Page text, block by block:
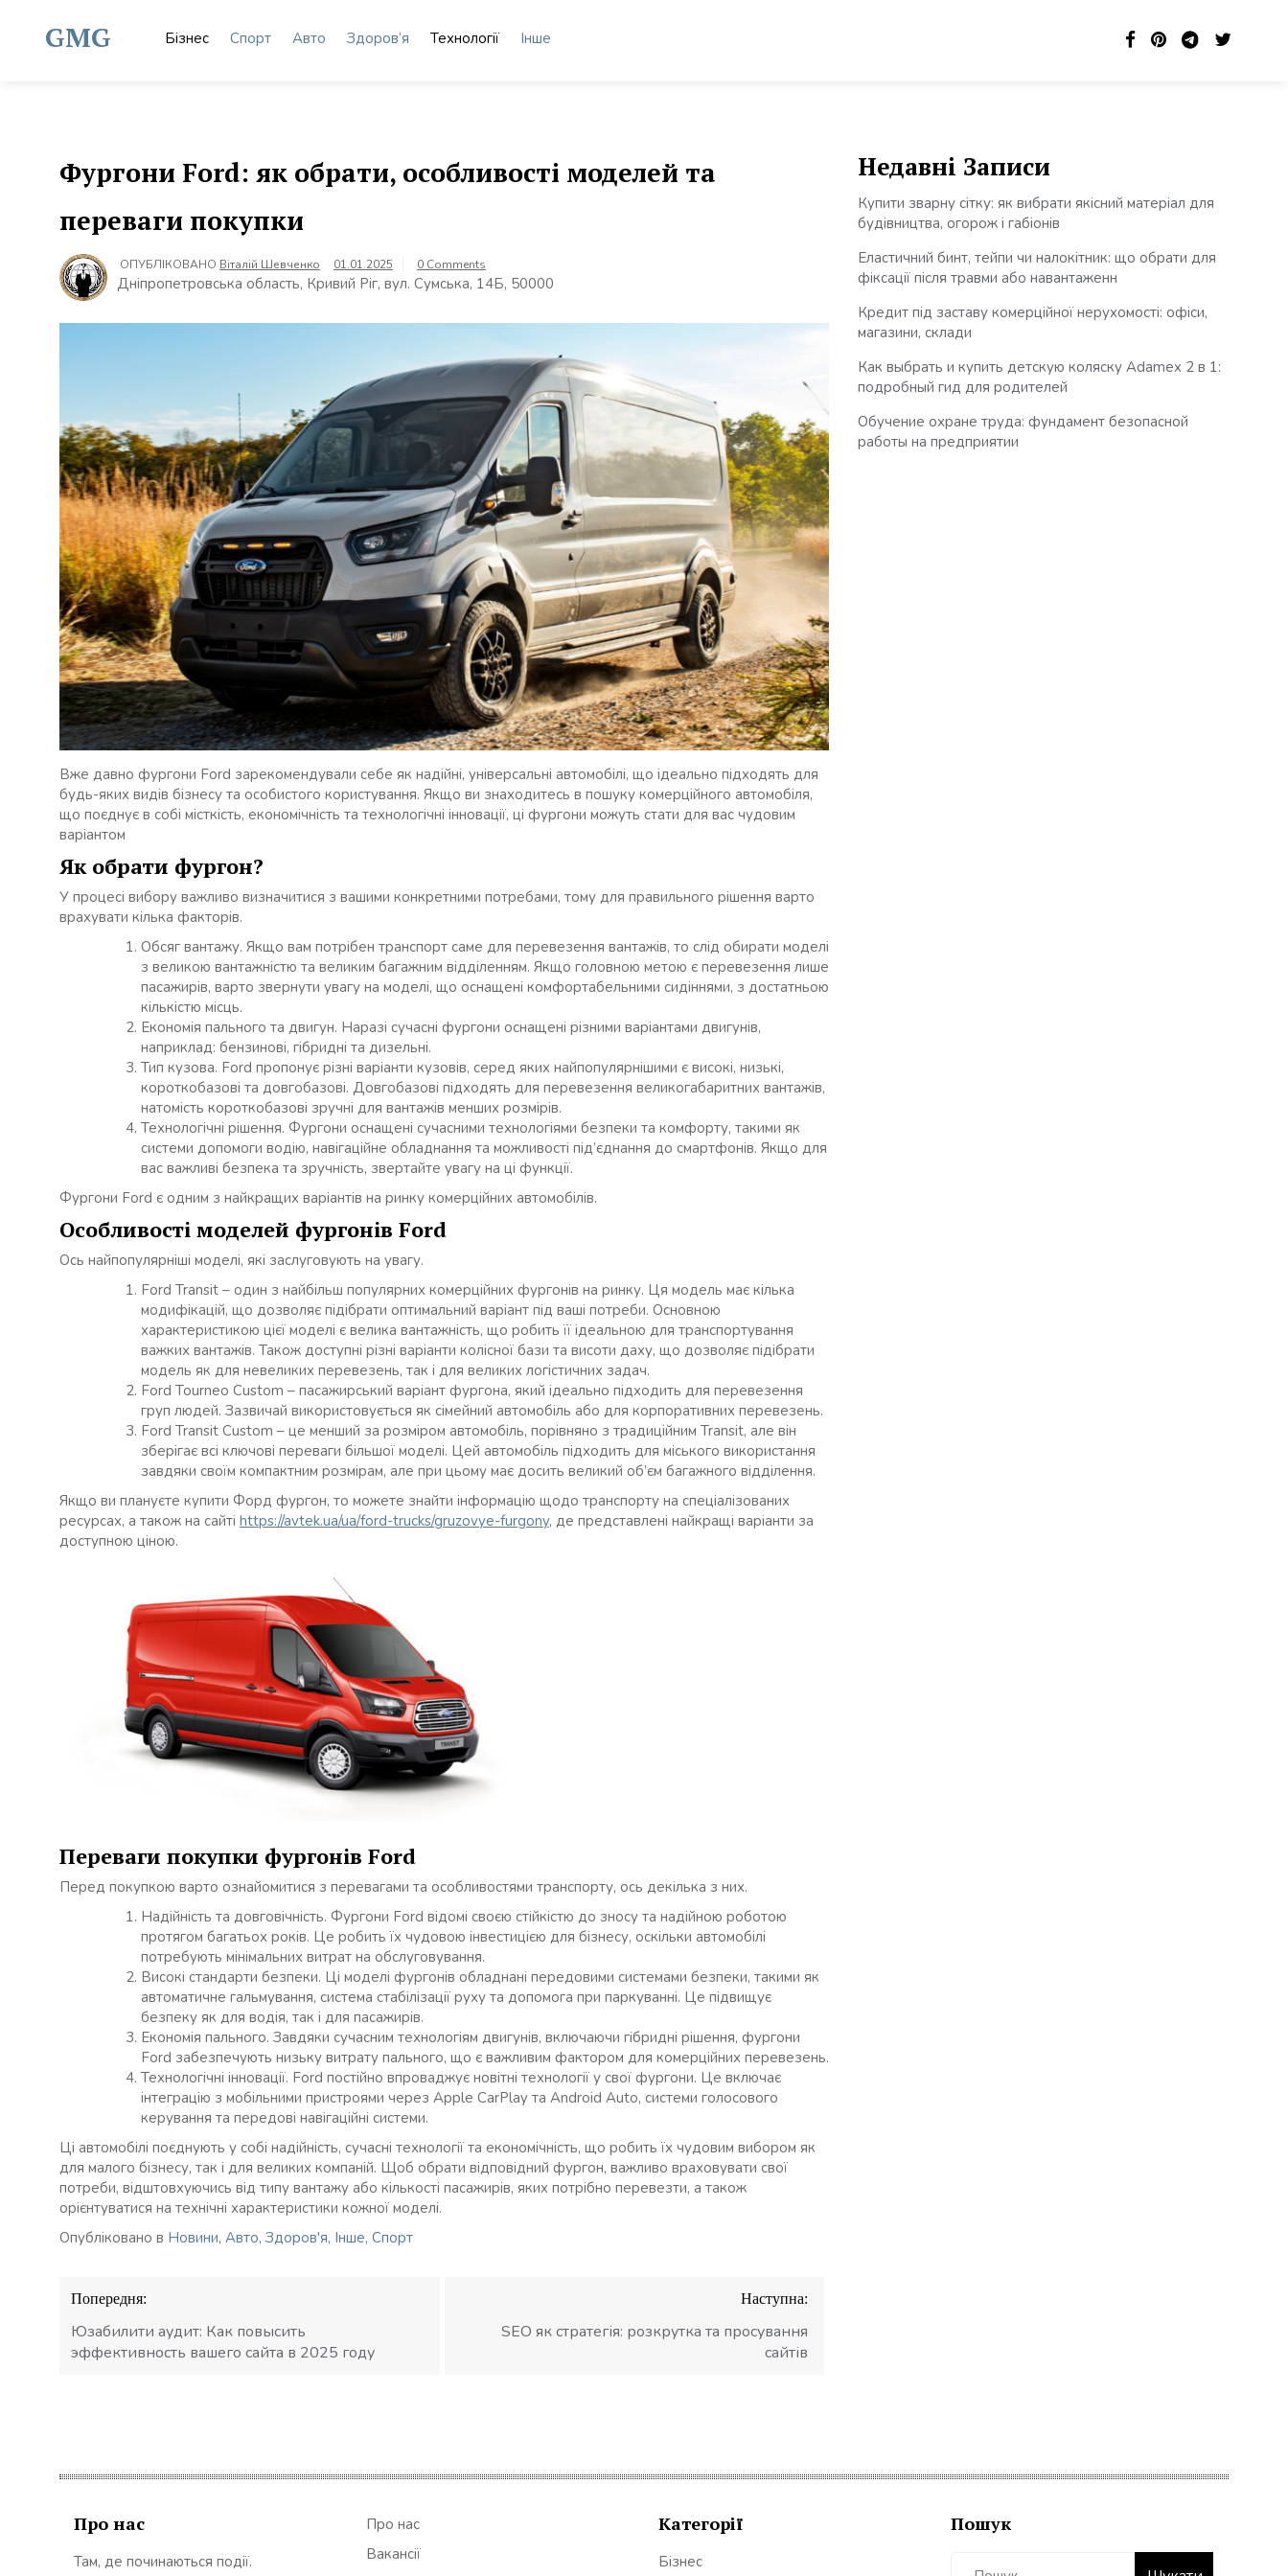
contentGMG Бізнес Спорт Авто Здоров’я Технології Інше
Фургони Ford: як обрати, особливості моделей та
переваги покупки
ОПУБЛІКОВАНО Віталій Шевченко 01.01.2025 0 Comments
Дніпропетровська область, Кривий Ріг, вул. Сумська, 14Б, 50000
Вже давно фургони Ford зарекомендували себе як надійні, універсальні автомобілі, що ідеально підходять для
будь-яких видів бізнесу та особистого користування. Якщо ви знаходитесь в пошуку комерційного автомобіля,
що поєднує в собі місткість, економічність та технологічні інновації, ці фургони можуть стати для вас чудовим
варіантом
Як обрати фургон?
У процесі вибору важливо визначитися з вашими конкретними потребами, тому для правильного рішення варто
врахувати кілька факторів.
Обсяг вантажу. Якщо вам потрібен транспорт саме для перевезення вантажів, то слід обирати моделі
з великою вантажністю та великим багажним відділенням. Якщо головною метою є перевезення лише
пасажирів, варто звернути увагу на моделі, що оснащені комфортабельними сидіннями, з достатньою
кількістю місць.
Економія пального та двигун. Наразі сучасні фургони оснащені різними варіантами двигунів,
наприклад: бензинові, гібридні та дизельні.
Тип кузова. Ford пропонує різні варіанти кузовів, серед яких найпопулярнішими є високі, низькі,
короткобазові та довгобазові. Довгобазові підходять для перевезення великогабаритних вантажів,
натомість короткобазові зручні для вантажів менших розмірів.
Технологічні рішення. Фургони оснащені сучасними технологіями безпеки та комфорту, такими як
системи допомоги водію, навігаційне обладнання та можливості під’єднання до смартфонів. Якщо для
вас важливі безпека та зручність, звертайте увагу на ці функції.
Фургони Ford є одним з найкращих варіантів на ринку комерційних автомобілів.
Особливості моделей фургонів Ford
Ось найпопулярніші моделі, які заслуговують на увагу.
Ford Transit – один з найбільш популярних комерційних фургонів на ринку. Ця модель має кілька
модифікацій, що дозволяє підібрати оптимальний варіант під ваші потреби. Основною
характеристикою цієї моделі є велика вантажність, що робить її ідеальною для транспортування
важких вантажів. Також доступні різні варіанти колісної бази та висоти даху, що дозволяє підібрати
модель як для невеликих перевезень, так і для великих логістичних задач.
Ford Tourneo Custom – пасажирський варіант фургона, який ідеально підходить для перевезення
груп людей. Зазвичай використовується як сімейний автомобіль або для корпоративних перевезень.
Ford Transit Custom – це менший за розміром автомобіль, порівняно з традиційним Transit, але він
зберігає всі ключові переваги більшої моделі. Цей автомобіль підходить для міського використання
завдяки своїм компактним розмірам, але при цьому має досить великий об’єм багажного відділення.
Якщо ви плануєте купити Форд фургон, то можете знайти інформацію щодо транспорту на спеціалізованих
ресурсах, а також на сайті https://avtek.ua/ua/ford-trucks/gruzovye-furgony, де представлені найкращі варіанти за
доступною ціною.
Переваги покупки фургонів Ford
Перед покупкою варто ознайомитися з перевагами та особливостями транспорту, ось декілька з них.
Надійність та довговічність. Фургони Ford відомі своєю стійкістю до зносу та надійною роботою
протягом багатьох років. Це робить їх чудовою інвестицією для бізнесу, оскільки автомобілі
потребують мінімальних витрат на обслуговування.
Високі стандарти безпеки. Ці моделі фургонів обладнані передовими системами безпеки, такими як
автоматичне гальмування, система стабілізації руху та допомога при паркуванні. Це підвищує
безпеку як для водія, так і для пасажирів.
Економія пального. Завдяки сучасним технологіям двигунів, включаючи гібридні рішення, фургони
Ford забезпечують низьку витрату пального, що є важливим фактором для комерційних перевезень.
Технологічні інновації. Ford постійно впроваджує новітні технології у свої фургони. Це включає
інтеграцію з мобільними пристроями через Apple CarPlay та Android Auto, системи голосового
керування та передові навігаційні системи.
Ці автомобілі поєднують у собі надійність, сучасні технології та економічність, що робить їх чудовим вибором як
для малого бізнесу, так і для великих компаній. Щоб обрати відповідний фургон, важливо враховувати свої
потреби, відштовхуючись від типу вантажу або кількості пасажирів, яких потрібно перевезти, а також
орієнтуватися на технічні характеристики кожної моделі.
Опубліковано в Новини, Авто, Здоров'я, Інше, Спорт
Навігація
записів
Попередня:
Юзабилити аудит: Как повысить
эффективность вашего сайта в 2025 году
Наступна:
SEO як стратегія: розкрутка та просування
сайтів
Недавні Записи
Купити зварну сітку: як вибрати якісний матеріал для
будівництва, огорож і габіонів
Еластичний бинт, тейпи чи налокітник: що обрати для
фіксації після травми або навантаженн
Кредит під заставу комерційної нерухомості: офіси,
магазини, склади
Как выбрать и купить детскую коляску Adamex 2 в 1:
подробный гид для родителей
Обучение охране труда: фундамент безопасной
работы на предприятии
Про нас
Там, де починаються події.
Про нас
Вакансії
Категорії
Бізнес
Пошук